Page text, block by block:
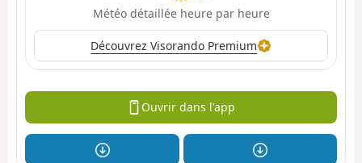
Météo détaillée heure par heure
Découvrez Visorando Premium
Ouvrir dans l'app